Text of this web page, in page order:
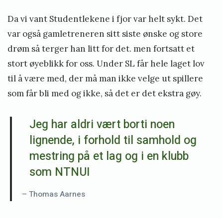
Da vi vant Studentlekene i fjor var helt sykt. Det
var også gamletreneren sitt siste ønske og store
drøm så terger han litt for det. men fortsatt et
stort øyeblikk for oss. Under SL får hele laget lov
til å være med, der må man ikke velge ut spillere
som får bli med og ikke, så det er det ekstra gøy.
Jeg har aldri vært borti noen
lignende, i forhold til samhold og
mestring på et lag og i en klubb
som NTNUI
– Thomas Aarnes